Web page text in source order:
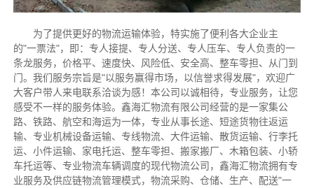
为了提供更好的物流运输体验，特实施了便利各大企业主
的"一票法"，即：专人接提、专人分送、专人压车、专人负责的一
条龙服务，价格平、速度快、风险低、安全高、整车零担、从门到
门。我们服务宗旨是"以服务赢得市场，以信誉求得发展"，欢迎广
大客户带人来电联系洽谈为感！本公司以诚相待，专业服务，让您
感受不一样的服务体验。鑫海汇物流有限公司经营的是一家集公
路、铁路、航空和海运为一体，专业从事长途、短途货物往返运
输、专业机械设备运输、专线物流、大件运输、散货运输、行李托
运、小件运输、家电托运、整车零担、搬家搬厂、木箱包装、小轿
车托运等、专业物流车辆调度的现代物流公司，鑫海汇物流拥有专
业服务及供应链物流管理模式，物流采购、仓储、生产、配送"一